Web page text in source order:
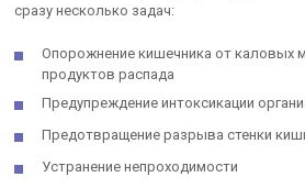
сразу несколько задач:
Опорожнение кишечника от каловых
продуктов распада
Предупреждение интоксикации
Предотвращение разрыва стенки
Устранение непроходимости